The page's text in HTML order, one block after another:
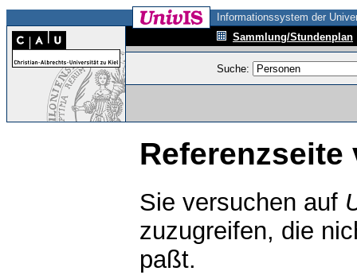
Informationssystem der
Sammlung/Stundenplan
Suche:
Referenzseite
Sie versuchen auf
zuzugreifen, die
paßt.